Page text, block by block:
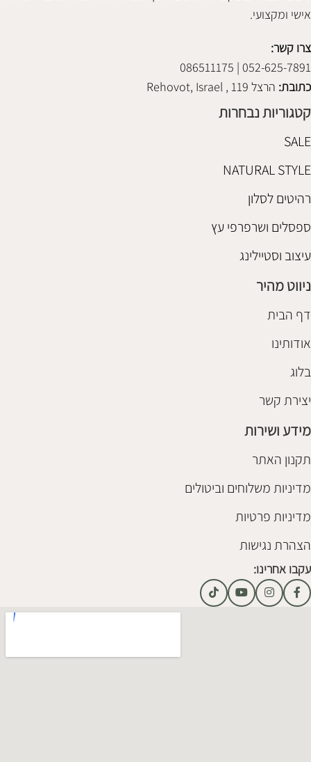
אישי ומקצועי.
צרו קשר:
052-625-7891 | 086511175
כתובת: הרצל 119 , Rehovot, Israel
קטגוריות נבחרות
SALE
NATURAL STYLE
רהיטים לסלון
ספסלים ושרפרפי עץ
עיצוב וסטיילינג
ניווט מהיר
דף הבית
אודותינו
בלוג
יצירת קשר
מידע ושירות
תקנון האתר
מדיניות משלוחים וביטולים
מדיניות פרטיות
הצהרת נגישות
עקבו אחרינו: